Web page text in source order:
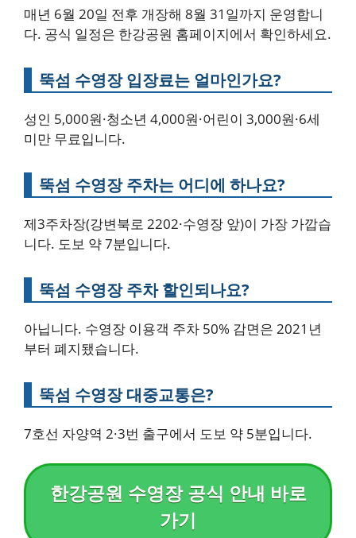
매년 6월 20일 전후 개장해 8월 31일까지 운영합니
다. 공식 일정은 한강공원 홈페이지에서 확인하세요.
뚝섬 수영장 입장료는 얼마인가요?
성인 5,000원·청소년 4,000원·어린이 3,000원·6세
미만 무료입니다.
뚝섬 수영장 주차는 어디에 하나요?
제3주차장(강변북로 2202·수영장 앞)이 가장 가깝습
니다. 도보 약 7분입니다.
뚝섬 수영장 주차 할인되나요?
아닙니다. 수영장 이용객 주차 50% 감면은 2021년
부터 폐지됐습니다.
뚝섬 수영장 대중교통은?
7호선 자양역 2·3번 출구에서 도보 약 5분입니다.
한강공원 수영장 공식 안내 바로
가기